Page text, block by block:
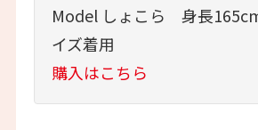
Model しょこら 身長
イズ着用
購入はこちら